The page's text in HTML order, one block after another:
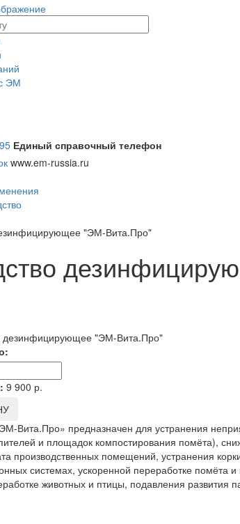
ЭМ
Единый справочный телефон
www.em-russia.ru
"ЭМ-Вита.Про"
9 900 р.
Вита.Про» предназначен для устранения
и площадок компостирования помёта),
производственных помещений, устранения
системах, ускоренной переработке помёта
животных и птицы, подавления развития